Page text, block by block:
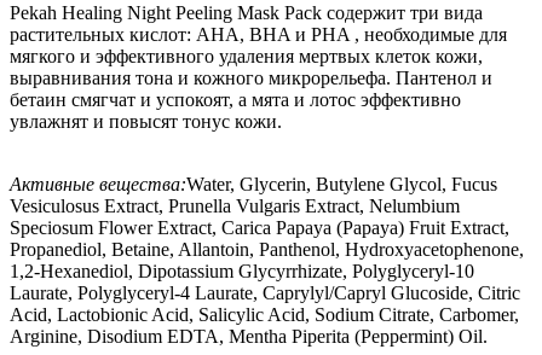
Pekah Healing Night Peeling Mask Pack содержит три вида
растительных кислот: AHA, BHA и PHA , необходимые для
мягкого и эффективного удаления мертвых клеток кожи,
выравнивания тона и кожного микрорельефа. Пантенол и
бетаин смягчат и успокоят, а мята и лотос эффективно
увлажнят и повысят тонус кожи.
Активные вещества:Water, Glycerin, Butylene Glycol, Fucus
Vesiculosus Extract, Prunella Vulgaris Extract, Nelumbium
Speciosum Flower Extract, Carica Papaya (Papaya) Fruit Extract,
Propanediol, Betaine, Allantoin, Panthenol, Hydroxyacetophenone,
1,2-Hexanediol, Dipotassium Glycyrrhizate, Polyglyceryl-10
Laurate, Polyglyceryl-4 Laurate, Caprylyl/Capryl Glucoside, Citric
Acid, Lactobionic Acid, Salicylic Acid, Sodium Citrate, Carbomer,
Arginine, Disodium EDTA, Mentha Piperita (Peppermint) Oil.